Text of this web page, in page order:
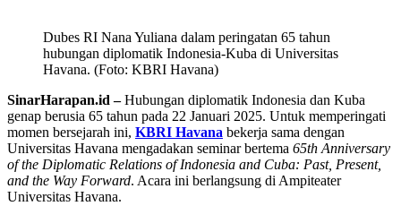
Dubes RI Nana Yuliana dalam peringatan 65 tahun
hubungan diplomatik Indonesia-Kuba di Universitas
Havana. (Foto: KBRI Havana)
SinarHarapan.id –Hubungan diplomatik Indonesia dan Kuba
genap berusia 65 tahun pada 22 Januari 2025. Untuk memperingati
momen bersejarah ini, KBRI Havana bekerja sama dengan
Universitas Havana mengadakan seminar bertema 65th Anniversary
of the Diplomatic Relations of Indonesia and Cuba: Past, Present,
and the Way Forward. Acara ini berlangsung di Ampiteater
Universitas Havana.